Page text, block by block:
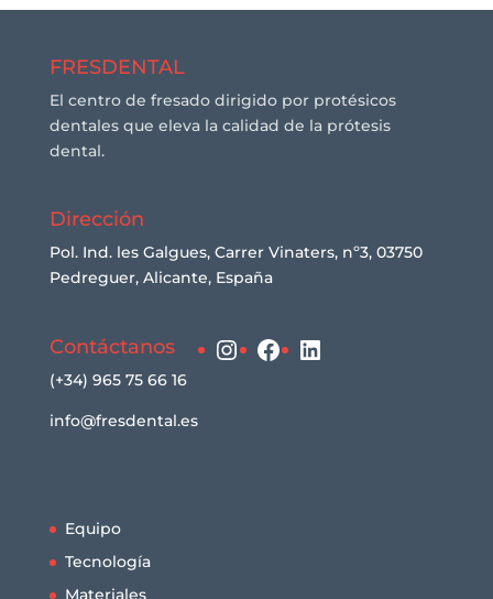
FRESDENTAL
El centro de fresado dirigido por protésicos
dentales que eleva la calidad de la prótesis
dental.
Dirección
Pol. Ind. les Galgues, Carrer Vinaters, nº3, 03750
Pedreguer, Alicante, España
Contáctanos
(+34) 965 75 66 16
info@fresdental.es
Instagram
Facebook
LinkedIn
Equipo
Tecnología
Materiales